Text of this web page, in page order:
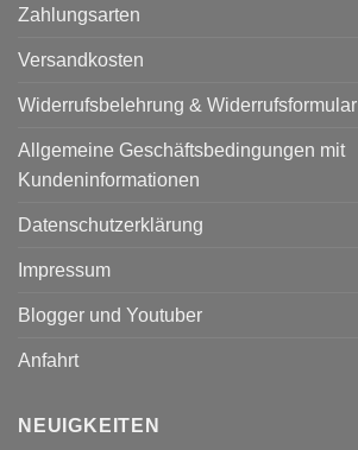
Zahlungsarten
Versandkosten
Widerrufsbelehrung & Widerrufsformular
Allgemeine Geschäftsbedingungen mit
Kundeninformationen
Datenschutzerklärung
Impressum
Blogger und Youtuber
Anfahrt
NEUIGKEITEN